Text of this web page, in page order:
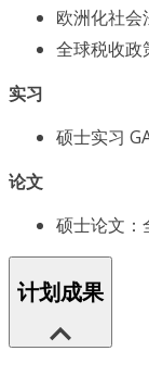
欧洲化社会
全球税收政
实习
硕士实习
论文
硕士论文：
计划成果